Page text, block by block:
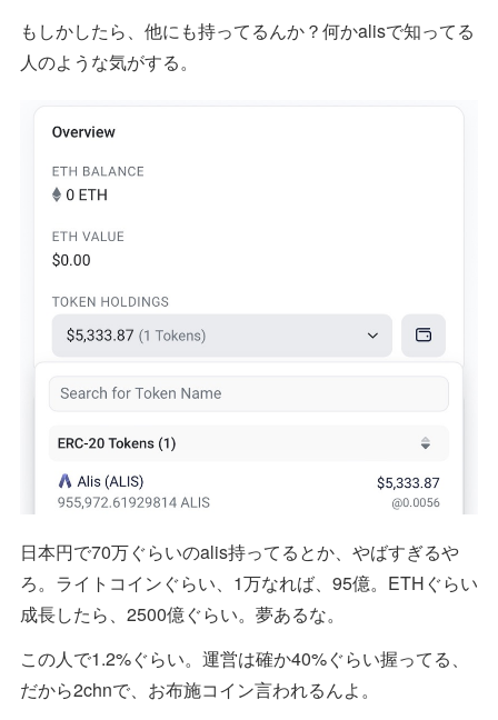
もしかしたら、他にも持ってるんか？何かalisで知ってる
人のような気がする。
日本円で70万ぐらいのalis持ってるとか、やばすぎるや
ろ。ライトコインぐらい、1万なれば、95億。ETHぐらい
成長したら、2500億ぐらい。夢あるな。
この人で1.2%ぐらい。運営は確か40%ぐらい握ってる、
だから2chnで、お布施コイン言われるんよ。